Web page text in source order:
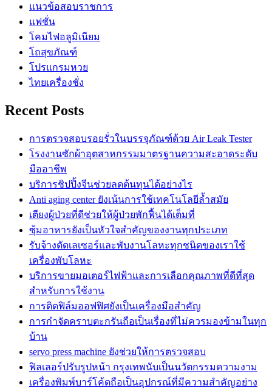
แนวข้อสอบราชการ
แฟชั่น
โคมไฟอลูมิเนียม
โถสุขภัณฑ์
โปรแกรมหวย
ไทยเครื่องชั่ง
Recent Posts
การตรวจสอบรอยรั่วในบรรจุภัณฑ์ด้วย Air Leak Tester
โรงงานซักผ้าอุตสาหกรรมมาตรฐานความสะอาดระดับ
มืออาชีพ
บริการชิปปิ้งจีนช่วยลดต้นทุนได้อย่างไร
Anti aging center ยังเน้นการใช้เทคโนโลยีล้ำสมัย
เตียงผู้ป่วยที่ดีช่วยให้ผู้ป่วยพักฟื้นได้เต็มที่
ซุ้มอาหารยังเป็นหัวใจสำคัญของงานทุกประเภท
รับจ้างตัดเลเซอร์และพับงานโลหะทุกชนิดของเราใช้
เครื่องพับโลหะ
บริการขายมอเตอร์ไฟฟ้าและการเลือกคุณภาพที่ดีที่สุด
สำหรับการใช้งาน
การติดฟิล์มออฟฟิศยังเป็นเครื่องมือสำคัญ
การกำจัดคราบตะกรันถือเป็นเรื่องที่ไม่ควรมองข้ามในทุก
บ้าน
servo press machine ยังช่วยให้การตรวจสอบ
ฟิลเลอร์ปรับรูปหน้า กรุงเทพนับเป็นนวัตกรรมความงาม
เครื่องพิมพ์บาร์โค้ดถือเป็นอุปกรณ์ที่มีความสำคัญอย่าง